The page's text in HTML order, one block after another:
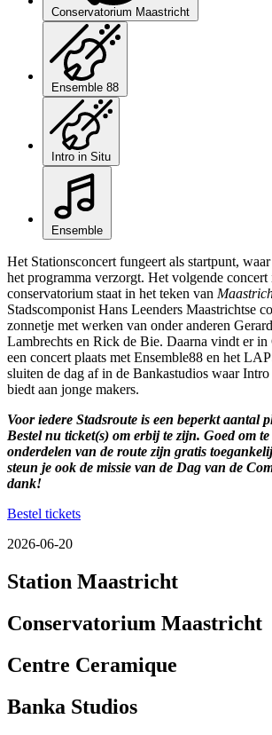
Conservatorium Maastricht
Ensemble 88
Intro in Situ
Ensemble
Het Stationsconcert fungeert als startpunt,
het programma verzorgt. Het volgende concert
conservatorium staat in het teken van
Stadscomponist Hans Leenders Maastrichtse
zonnetje met werken van onder anderen
Lambrechts en Rick de Bie. Daarna vindt er in
een concert plaats met Ensemble88 en het
sluiten de dag af in de Bankastudios waar
biedt aan jonge makers.
Voor iedere Stadsroute is een beperkt aantal
Bestel nu ticket(s) om erbij te zijn. Goed om
onderdelen van de route zijn gratis
steun je ook de missie van de Dag van de
dank!
Bestel tickets
2026-06-20
Station Maastricht
Conservatorium Maastricht
Centre Ceramique
Banka Studios